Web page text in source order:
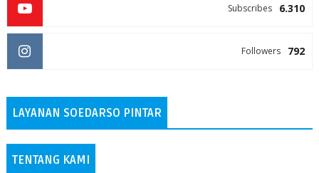
6.310
Subscribes
792
Followers
LAYANAN SOEDARSO PINTAR
TENTANG KAMI